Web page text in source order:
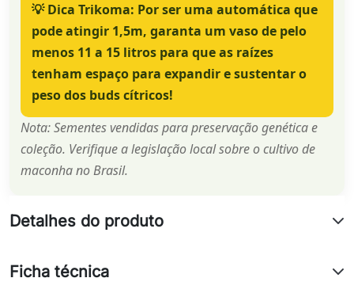
💡Dica Trikoma: Por ser uma automática que
pode atingir 1,5m, garanta um vaso de pelo
menos 11 a 15 litros para que as raízes
tenham espaço para expandir e sustentar o
peso dos buds cítricos!
Nota: Sementes vendidas para preservação genética e
coleção. Verifique a legislação local sobre o cultivo de
maconha no Brasil.
Detalhes do produto
Ficha técnica